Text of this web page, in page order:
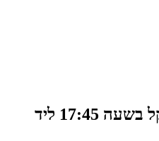
התכנסות לקפה וכיבוד קל בשעה 17:45 ליד